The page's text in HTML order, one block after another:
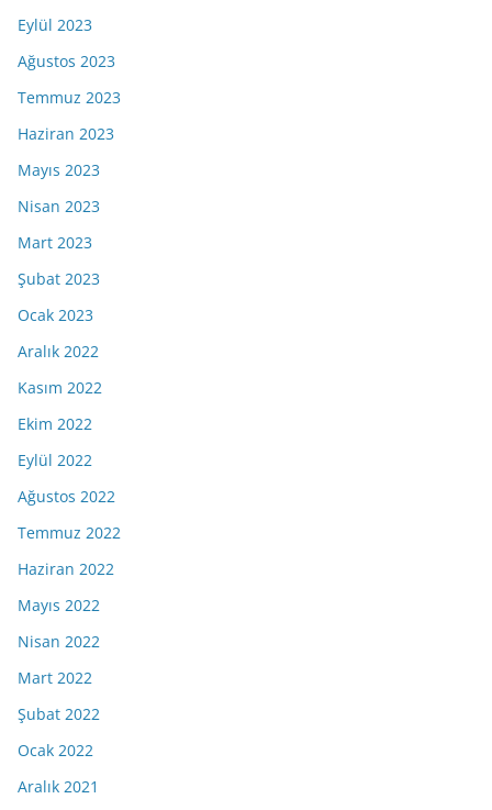
Eylül 2023
Ağustos 2023
Temmuz 2023
Haziran 2023
Mayıs 2023
Nisan 2023
Mart 2023
Şubat 2023
Ocak 2023
Aralık 2022
Kasım 2022
Ekim 2022
Eylül 2022
Ağustos 2022
Temmuz 2022
Haziran 2022
Mayıs 2022
Nisan 2022
Mart 2022
Şubat 2022
Ocak 2022
Aralık 2021